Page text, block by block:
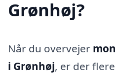
Grønhøj?
Når du overvejer
i Grønhøj, er der